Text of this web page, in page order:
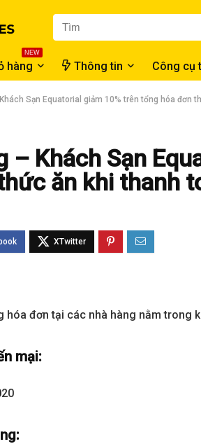
NEW
hàng Thông tin Công cụ
Sạn Equatorial giảm 10% trên tổng hóa đơn
– Khách Sạn
ăn khi thanh
hóa đơn tại các nhà hàng nằm trong
mại: